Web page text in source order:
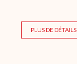
PLUS DE DÉTAILS